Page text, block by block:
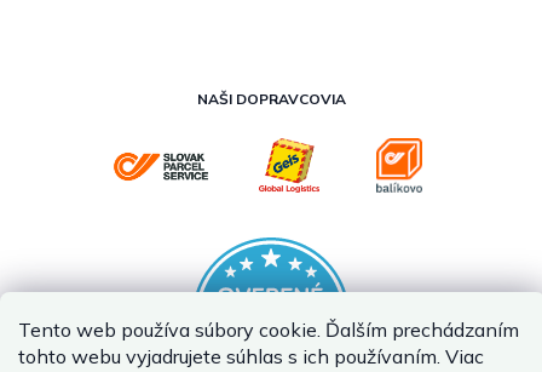
Tento web používa súbory cookie. Ďalším prechádzaním
tohto webu vyjadrujete súhlas s ich používaním. Viac
NAŠI DOPRAVCOVIA